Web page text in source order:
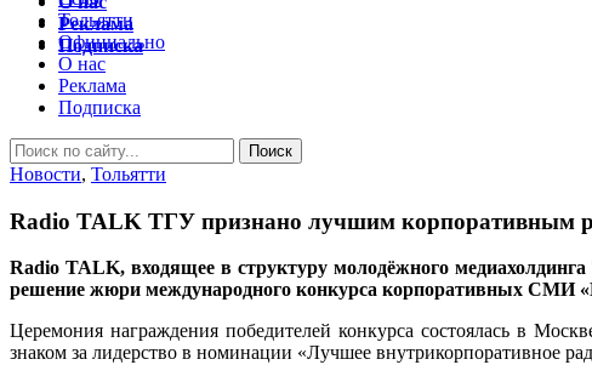
Тольятти
Официально
О нас
Реклама
Подписка
Новости, Тольятти
Radio TALK ТГУ признано лучшим корпоративным
Radio TALK, входящее в структуру молодёжного
решение жюри международного конкурса корпоративных СМИ
Церемония награждения победителей конкурса состоялась в
знаком за лидерство в номинации «Лучшее внутрикорпоративное
Реклама
Подписка